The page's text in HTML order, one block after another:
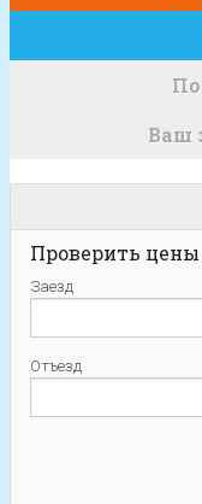
Ваш
Проверить цены
Заезд
Отъезд